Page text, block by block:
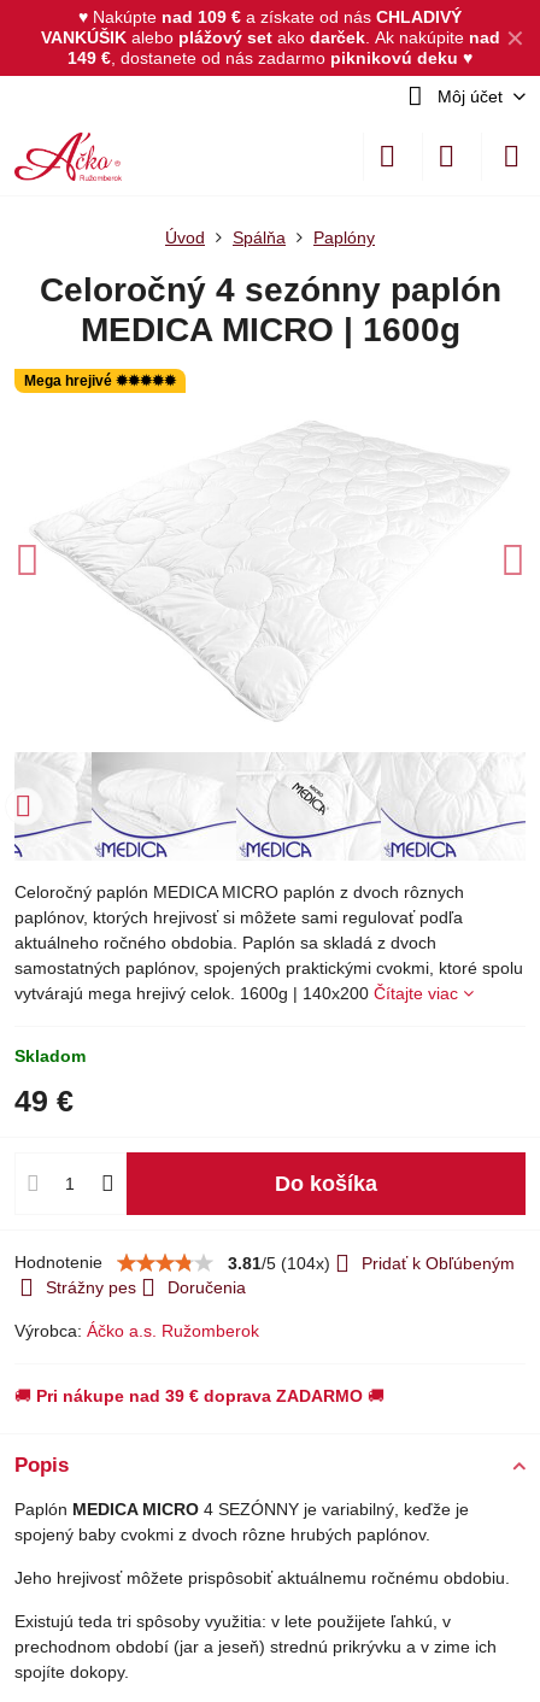
✕
♥ Nakúpte nad 109 € a získate od nás CHLADIVÝ
VANKÚŠIKalebo plážový set akodarček. Ak nakúpite nad
149 € , dostanete od nás zadarmo piknikovú deku ♥
Môj účet
Mega hrejivé ✹✹✹✹✹
Úvod Spálňa Paplóny
Celoročný 4 sezónny paplón
MEDICA MICRO | 1600g
Celoročný paplón MEDICA MICRO paplón z dvoch rôznych
paplónov, ktorých hrejivosť si môžete sami regulovať podľa
aktuálneho ročného obdobia. Paplón sa skladá z dvoch
samostatných paplónov, spojených praktickými cvokmi, ktoré spolu
vytvárajú mega hrejivý celok. 1600g | 140x200 Čítajte viac
Skladom
49 €
Do košíka
Hodnotenie 3.81/5 (104x)
Pridať k Obľúbeným
Strážny pes
Doručenia
Výrobca: Áčko a.s. Ružomberok
🚚 Pri nákupe nad 39 € doprava ZADARMO 🚚
Popis
Paplón MEDICA MICRO 4 SEZÓNNY je variabilný, keďže je
spojený baby cvokmi z dvoch rôzne hrubých paplónov.
Jeho hrejivosť môžete prispôsobiť aktuálnemu ročnému obdobiu.
Existujú teda tri spôsoby využitia: v lete použijete ľahkú, v
prechodnom období (jar a jeseň) strednú prikrývku a v zime ich
spojíte dokopy.